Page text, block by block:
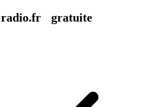
radio.fr gratuite